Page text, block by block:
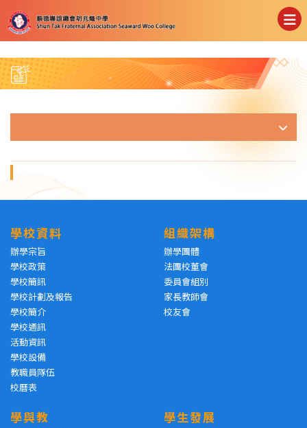
學校資料
辦學宗旨
學校政策
學校簡訊
學校計劃及報告
學校簡介
學校通訊
活動資訊
學校設備
教職員隊伍
校曆表
組織架構
辦學團體
法團校董會
委員會組別
家長教師會
校友會
學與教 學生發展